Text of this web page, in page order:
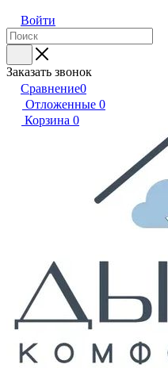
Войти
Заказать звонок
Сравнение0
Отложенные 0
Корзина 0